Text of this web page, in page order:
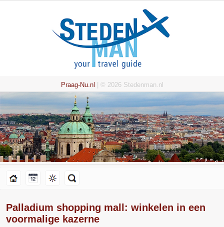
Praag-Nu.nl | © 2026 Stedenman.nl
Palladium shopping mall: winkelen in een
voormalige kazerne